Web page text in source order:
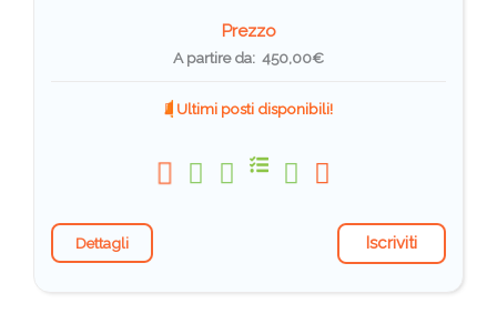
Prezzo
A partire da: 450,00€
Ultimi posti disponibili!
Dettagli Iscriviti